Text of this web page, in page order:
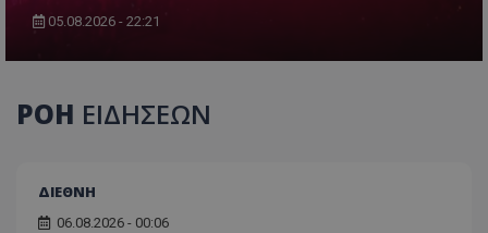
05.08.2026 - 22:21
ΡΟΗ ΕΙΔΗΣΕΩΝ
ΔΙΕΘΝΗ
06.08.2026 - 00:06